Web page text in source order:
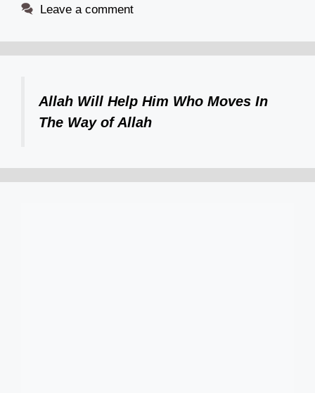
Leave a comment
Allah Will Help Him Who Moves In
The Way of Allah